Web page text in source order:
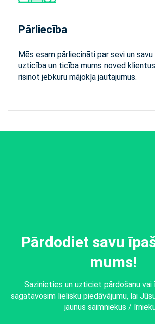
Pārliecība
Mēs esam pārliecināti par sevi un
uzticība un ticība mums noved
risinot jebkuru mājokļa jautajumus.
Pārdodiet savu
mums!
Sazinieties un uzticiet pārdošanu vai
sagatavosim lielisku piedāvājumu, lai
jaunus saimniekus /